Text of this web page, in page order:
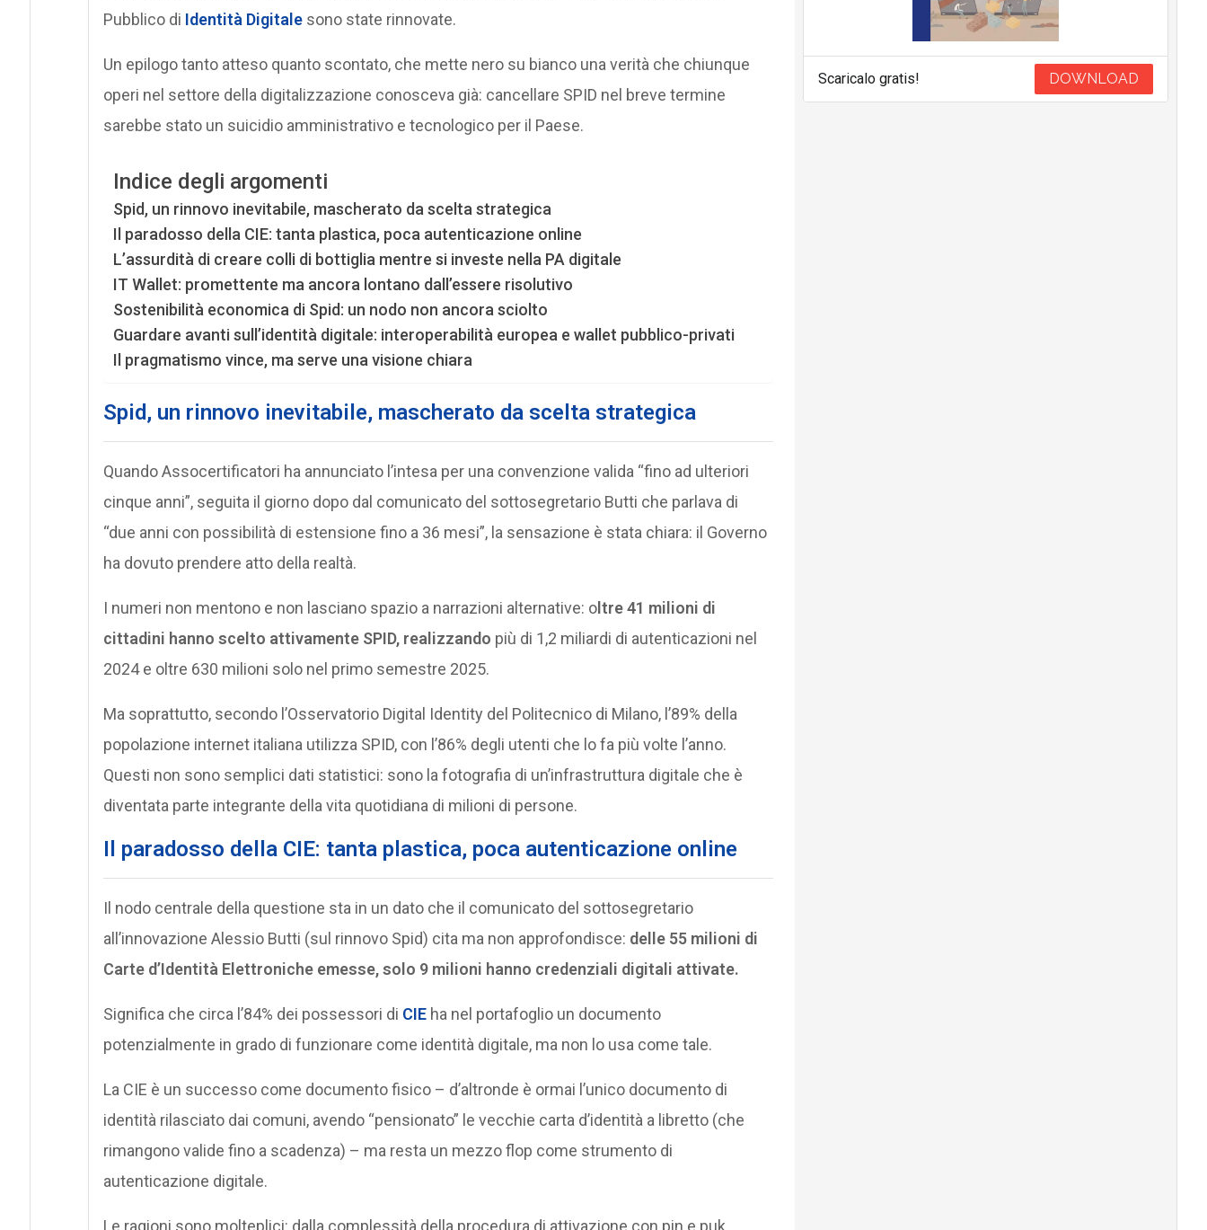
Pubblico di Identità Digitalesono state rinnovate.
Un epilogo tanto atteso quanto scontato, che mette nero su bianco una verità che chiunque
operi nel settore della digitalizzazione conosceva già: cancellare SPID nel breve termine
sarebbe stato un suicidio amministrativo e tecnologico per il Paese.
Indice degli argomenti
Spid, un rinnovo inevitabile, mascherato da scelta strategica
Il paradosso della CIE: tanta plastica, poca autenticazione online
L’assurdità di creare colli di bottiglia mentre si investe nella PA digitale
IT Wallet: promettente ma ancora lontano dall’essere risolutivo
Sostenibilità economica di Spid: un nodo non ancora sciolto
Guardare avanti sull’identità digitale: interoperabilità europea e wallet pubblico-privati
Il pragmatismo vince, ma serve una visione chiara
Spid, un rinnovo inevitabile, mascherato da scelta strategica
Quando Assocertificatori ha annunciato l’intesa per una convenzione valida “fino ad ulteriori
cinque anni”, seguita il giorno dopo dal comunicato del sottosegretario Butti che parlava di
“due anni con possibilità di estensione fino a 36 mesi”, la sensazione è stata chiara: il Governo
ha dovuto prendere atto della realtà.
I numeri non mentono e non lasciano spazio a narrazioni alternative: oltre 41 milioni di
cittadini hanno scelto attivamente SPID, realizzando più di 1,2 miliardi di autenticazioni nel
2024 e oltre 630 milioni solo nel primo semestre 2025.
Ma soprattutto, secondo l’Osservatorio Digital Identity del Politecnico di Milano, l’89% della
popolazione internet italiana utilizza SPID, con l’86% degli utenti che lo fa più volte l’anno.
Questi non sono semplici dati statistici: sono la fotografia di un’infrastruttura digitale che è
diventata parte integrante della vita quotidiana di milioni di persone.
Il paradosso della CIE: tanta plastica, poca autenticazione online
Il nodo centrale della questione sta in un dato che il comunicato del sottosegretario
all’innovazione Alessio Butti (sul rinnovo Spid) cita ma non approfondisce: delle 55 milioni di
Carte d’Identità Elettroniche emesse, solo 9 milioni hanno credenziali digitali attivate.
Significa che circa l’84% dei possessori di CIEha nel portafoglio un documento
potenzialmente in grado di funzionare come identità digitale, ma non lo usa come tale.
La CIE è un successo come documento fisico – d’altronde è ormai l’unico documento di
identità rilasciato dai comuni, avendo “pensionato” le vecchie carta d’identità a libretto (che
rimangono valide fino a scadenza) – ma resta un mezzo flop come strumento di
autenticazione digitale.
Scaricalo gratis! DOWNLOAD